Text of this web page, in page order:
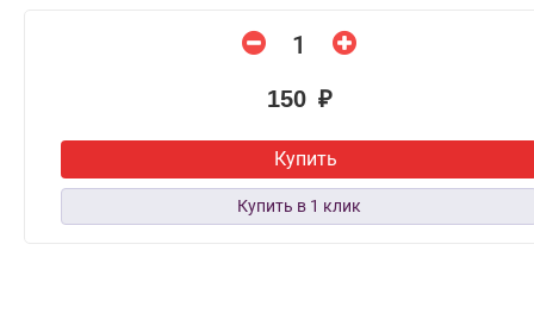
150 ₽
Купить